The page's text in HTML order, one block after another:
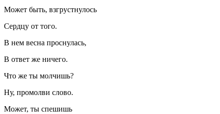
Может быть, взгрустнулось
Сердцу от того.
В нем весна проснулась,
В ответ же ничего.
Что же ты молчишь?
Ну, промолви слово.
Может, ты спешишь